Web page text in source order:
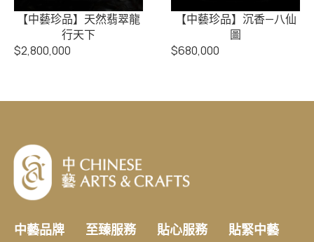
【中藝珍品】天然翡翠龍
行天下
$2,800,000
【中藝珍品】沉香—八仙
圖
$680,000
中藝品牌 至臻服務 貼心服務 貼緊中藝